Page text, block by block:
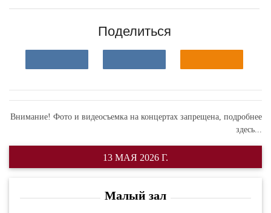
Поделиться
Внимание! Фото и видеосъемка на концертах запрещена, подробнее
здесь...
13 МАЯ 2026 Г.
Малый зал